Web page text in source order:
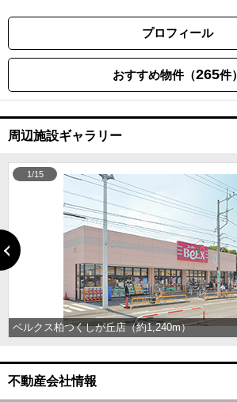
プロフィール
おすすめ物件（265件）
周辺施設ギャラリー
ベルクス柏つくしが丘店（約1,240m）
1/15
不動産会社情報